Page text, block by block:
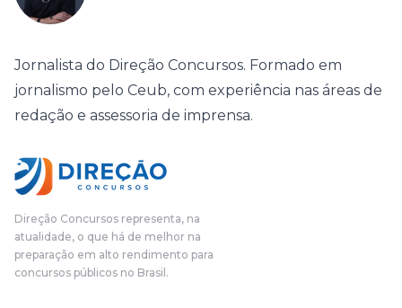
Jornalista do Direção Concursos. Formado em
jornalismo pelo Ceub, com experiência nas áreas de
redação e assessoria de imprensa.
Direção Concursos representa, na
atualidade, o que há de melhor na
preparação em alto rendimento para
concursos públicos no Brasil.